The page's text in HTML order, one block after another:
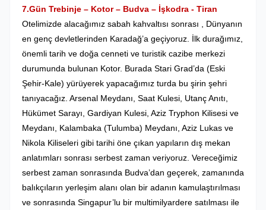
7.Gün Trebinje – Kotor – Budva – İşkodra - Tiran
Otelimizde alacağımız sabah kahvaltısı sonrası , Dünyanın
en genç devletlerinden Karadağ’a geçiyoruz. İlk durağımız,
önemli tarih ve doğa cenneti ve turistik cazibe merkezi
durumunda bulunan Kotor. Burada Stari Grad’da (Eski
Şehir-Kale) yürüyerek yapacağımız turda bu şirin şehri
tanıyacağız. Arsenal Meydanı, Saat Kulesi, Utanç Anıtı,
Hükümet Sarayı, Gardiyan Kulesi, Aziz Tryphon Kilisesi ve
Meydanı, Kalambaka (Tulumba) Meydanı, Aziz Lukas ve
Nikola Kiliseleri gibi tarihi öne çıkan yapıların dış mekan
anlatımları sonrası serbest zaman veriyoruz. Vereceğimiz
serbest zaman sonrasında Budva’dan geçerek, zamanında
balıkçıların yerleşim alanı olan bir adanın kamulaştırılması
ve sonrasında Singapur’lu bir multimilyardere satılması ile